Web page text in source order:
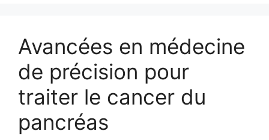
Avancées en médecine
de précision pour
traiter le cancer du
pancréas